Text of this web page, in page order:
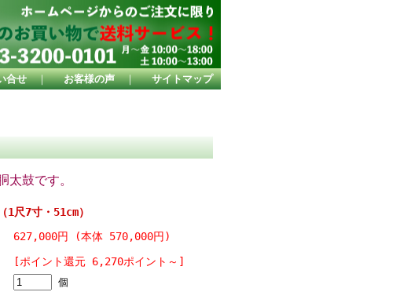
合せ ｜ お客様の声 ｜ サイトマップ
鼓です。
1尺7寸・51cm）
627,000円 (本体 570,000円)
[ポイント還元 6,270ポイント～]
個